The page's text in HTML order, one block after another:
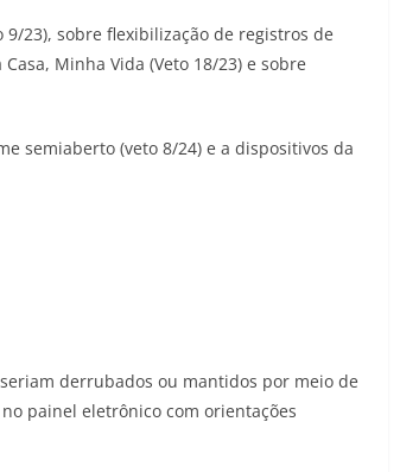
9/23), sobre flexibilização de registros de
Minha Vida (Veto 18/23) e sobre
semiaberto (veto 8/24) e a dispositivos da
derrubados ou mantidos por meio de
painel eletrônico com orientações